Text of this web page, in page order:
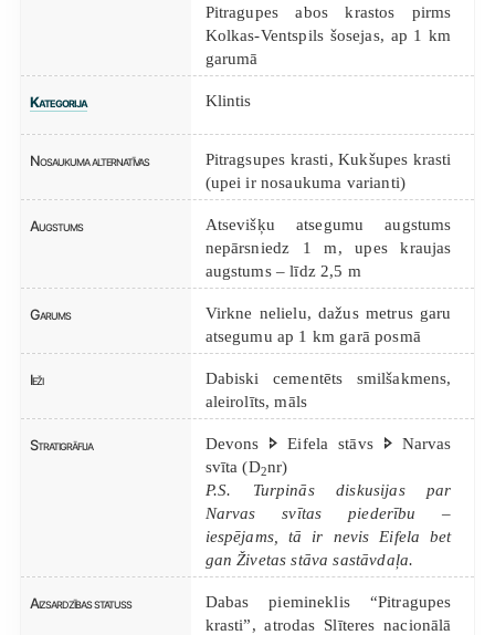
Pitragupes abos krastos pirms
Kolkas-Ventspils šosejas, ap 1 km
garumā
Kategorija Klintis
Nosaukuma alternatīvas
Pitragsupes krasti, Kukšupes krasti
(upei ir nosaukuma varianti)
Augstums
Atsevišķu atsegumu augstums
nepārsniedz 1 m, upes kraujas
augstums – līdz 2,5 m
Garums
Virkne nelielu, dažus metrus garu
atsegumu ap 1 km garā posmā
Ieži
Dabiski cementēts smilšakmens,
aleirolīts, māls
Stratigrāfija
Devons 🢖 Eifela stāvs 🢖 Narvas
svīta (D2nr)
P.S. Turpinās diskusijas par
Narvas svītas piederību –
iespējams, tā ir nevis Eifela bet
gan Živetas stāva sastāvdaļa.
Aizsardzības statuss
Dabas piemineklis “Pitragupes
krasti”, atrodas Slīteres nacionālā